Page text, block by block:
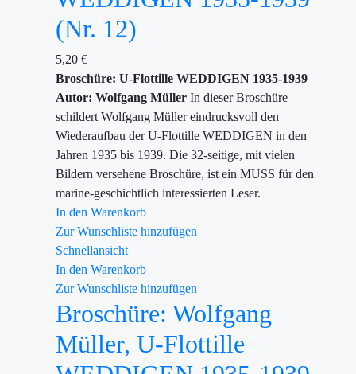
(Nr. 12)
5,20 €
Broschüre: U-Flottille WEDDIGEN 1935-1939
Autor: Wolfgang Müller In dieser Broschüre
schildert Wolfgang Müller eindrucksvoll den
Wiederaufbau der U-Flottille WEDDIGEN in den
Jahren 1935 bis 1939. Die 32-seitige, mit vielen
Bildern versehene Broschüre, ist ein MUSS für den
marine-geschichtlich interessierten Leser.
In den Warenkorb
Zur Wunschliste hinzufügen
Schnellansicht
In den Warenkorb
Zur Wunschliste hinzufügen
Broschüre: Wolfgang
Müller, U-Flottille